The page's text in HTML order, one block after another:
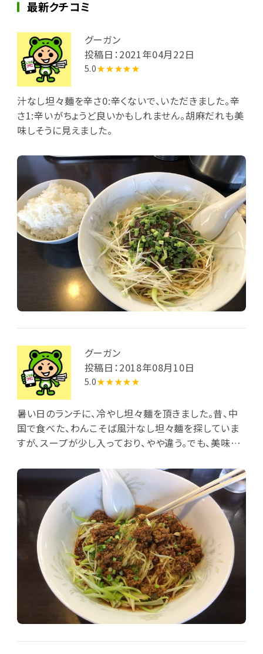
最新クチコミ
グーガン
投稿日：2021年04月22日
5.0★★★★★
汁なし坦々麺を辛さ0:辛くないで、いただきました。辛
さ1:辛いがちょうど良いかもしれません。胡麻だれも美
味しそうに見えました。
グーガン
投稿日：2018年08月10日
5.0★★★★★
暑い日のランチに、冷やし坦々麺を頂きました。昔、中
国で食べた、わんこそば風汁なし坦々麺を探していま
すが、スープが少し入っており、やや違う。でも、美味し